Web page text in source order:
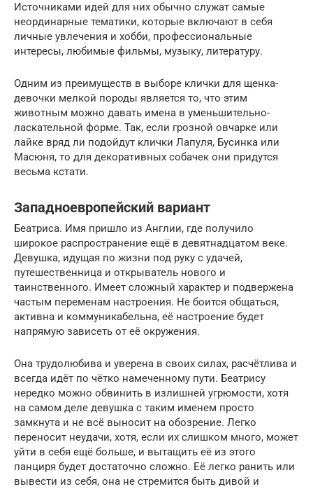
Источниками идей для них обычно служат самые
неординарные тематики, которые включают в себя
личные увлечения и хобби, профессиональные
интересы, любимые фильмы, музыку, литературу.
Одним из преимуществ в выборе клички для щенка-
девочки мелкой породы является то, что этим
животным можно давать имена в уменьшительно-
ласкательной форме. Так, если грозной овчарке или
лайке вряд ли подойдут клички Лапуля, Бусинка или
Масюня, то для декоративных собачек они придутся
весьма кстати.
Западноевропейский вариант
Беатриса. Имя пришло из Англии, где получило
широкое распространение ещё в девятнадцатом веке.
Девушка, идущая по жизни под руку с удачей,
путешественница и открыватель нового и
таинственного. Имеет сложный характер и подвержена
частым переменам настроения. Не боится общаться,
активна и коммуникабельна, её настроение будет
напрямую зависеть от её окружения.
Она трудолюбива и уверена в своих силах, расчётлива и
всегда идёт по чётко намеченному пути. Беатрису
нередко можно обвинить в излишней угрюмости, хотя
на самом деле девушка с таким именем просто
замкнута и не всё выносит на обозрение. Легко
переносит неудачи, хотя, если их слишком много, может
уйти в себя ещё больше, и вытащить её из этого
панциря будет достаточно сложно. Её легко ранить или
вывести из себя, она не стремится быть дивой и